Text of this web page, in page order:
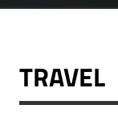
TRAVEL